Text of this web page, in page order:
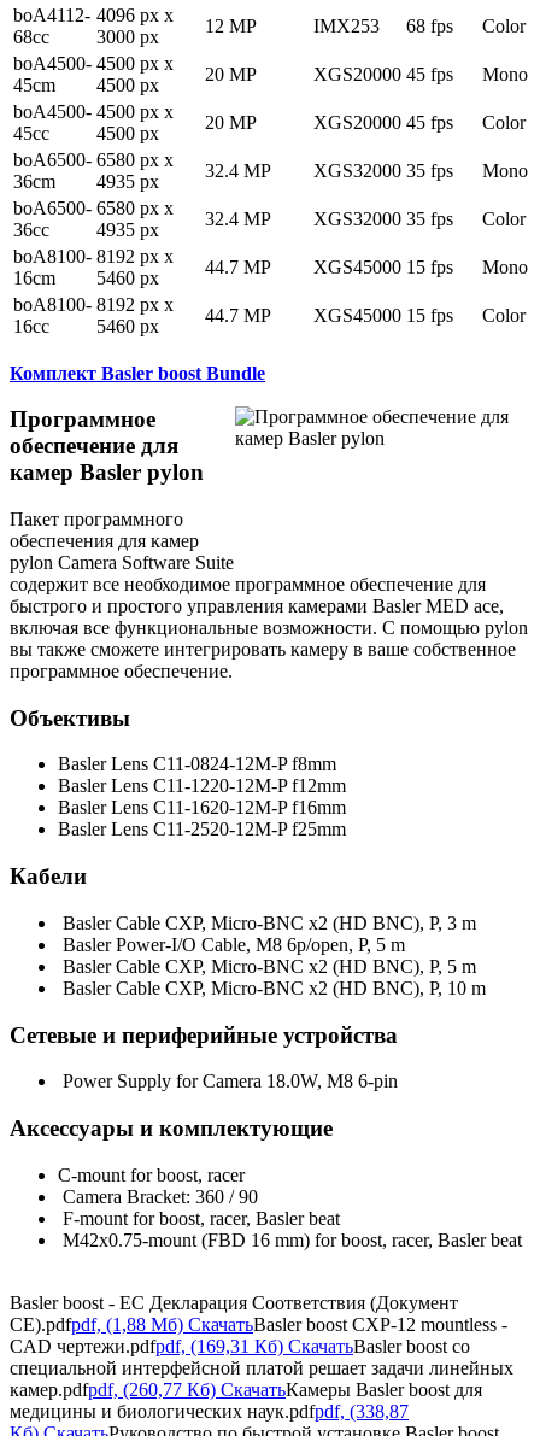
boA4112-
68cc
4096 px x
3000 px
12 MP IMX253 68 fps
Color
boA4500-
45cm
4500 px x
4500 px
20 MP XGS20000 45 fps
Mono
boA4500-
45cc
4500 px x
4500 px
20 MP XGS20000 45 fps
Color
boA6500-
36cm
6580 px x
4935 px
32.4 MP XGS32000 35 fps
Mono
boA6500-
36cc
6580 px x
4935 px
32.4 MP XGS32000 35 fps
Color
boA8100-
16cm
8192 px x
5460 px
44.7 MP XGS45000 15 fps
Mono
boA8100-
16cc
8192 px x
5460 px
44.7 MP XGS45000 15 fps Color
Комплект Basler boost Bundle
Программное
обеспечение для
камер Basler pylon
Пакет программного
обеспечения для камер
pylon Camera Software Suite
содержит все необходимое программное обеспечение для
быстрого и простого управления камерами Basler MED ace,
включая все функциональные возможности. С помощью pylon
вы также сможете интегрировать камеру в ваше собственное
программное обеспечение.
Объективы
Basler Lens C11-0824-12M-P f8mm
Basler Lens C11-1220-12M-P f12mm
Basler Lens C11-1620-12M-P f16mm
Basler Lens C11-2520-12M-P f25mm
Кабели
Basler Cable CXP, Micro-BNC x2 (HD BNC), P, 3 m
Basler Power-I/O Cable, M8 6p/open, P, 5 m
Basler Cable CXP, Micro-BNC x2 (HD BNC), P, 5 m
Basler Cable CXP, Micro-BNC x2 (HD BNC), P, 10 m
Сетевые и периферийные устройства
Power Supply for Camera 18.0W, M8 6-pin
Аксессуары и комплектующие
C-mount for boost, racer
Camera Bracket: 360 / 90
F-mount for boost, racer, Basler beat
M42x0.75-mount (FBD 16 mm) for boost, racer, Basler beat
Basler boost - EC Декларация Cоответствия (Документ
CE).pdfpdf, (1,88 Мб) СкачатьBasler boost CXP-12 mountless -
CAD чертежи.pdfpdf, (169,31 Кб) СкачатьBasler boost со
специальной интерфейсной платой решает задачи линейных
камер.pdfpdf, (260,77 Кб) СкачатьКамеры Basler boost для
медицины и биологических наук.pdfpdf, (338,87